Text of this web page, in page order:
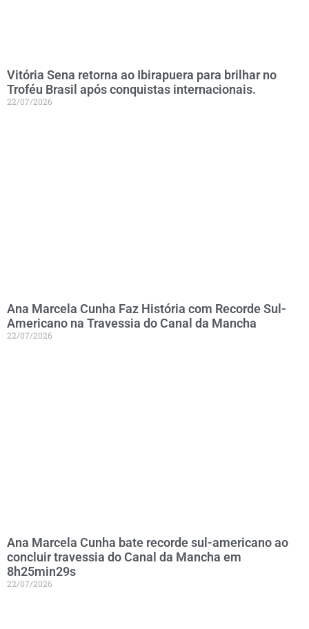
Vitória Sena retorna ao Ibirapuera para brilhar no
Troféu Brasil após conquistas internacionais.
22/07/2026
Ana Marcela Cunha Faz História com Recorde Sul-
Americano na Travessia do Canal da Mancha
22/07/2026
Ana Marcela Cunha bate recorde sul-americano ao
concluir travessia do Canal da Mancha em
8h25min29s
22/07/2026